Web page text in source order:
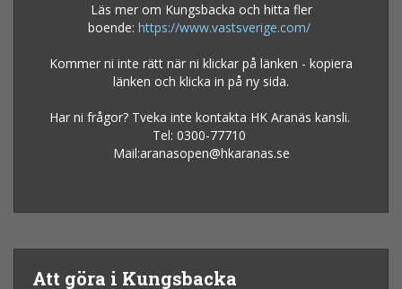
Läs mer om Kungsbacka och hitta fler
boende: https://www.vastsverige.com/
Kommer ni inte rätt när ni klickar på länken - kopiera
länken och klicka in på ny sida.
Har ni frågor? Tveka inte kontakta HK Aranäs kansli.
Tel: 0300-77710
Mail:aranasopen@hkaranas.se
Att göra i Kungsbacka